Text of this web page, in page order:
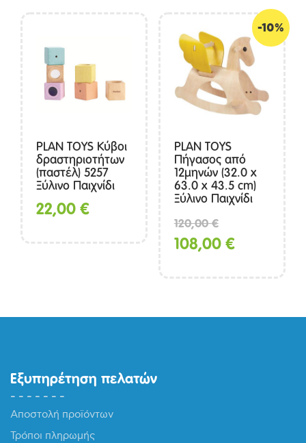
PLAN TOYS Κύβοι
δραστηριοτήτων
(παστέλ) 5257
Ξύλινο Παιχνίδι
22,00€
-10%
PLAN TOYS
Πήγασος από
12μηνών (32.0 x
63.0 x 43.5 cm)
Ξύλινο Παιχνίδι
120,00€
price
108,00€
Εξυπηρέτηση πελατών
Αποστολή προϊόντων
Τρόποι πληρωμής